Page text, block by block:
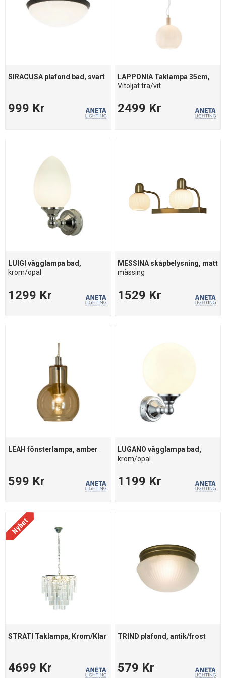
SIRACUSA plafond bad, svart
999 Kr
LAPPONIA Taklampa 35cm,
Vitoljat trä/vit
2499 Kr
LUIGI vägglampa bad,
krom/opal
1299 Kr
MESSINA skåpbelysning, matt
mässing
1529 Kr
LEAH fönsterlampa, amber
599 Kr
LUGANO vägglampa bad,
krom/opal
1199 Kr
STRATI Taklampa, Krom/Klar
4699 Kr
TRIND plafond, antik/frost
579 Kr